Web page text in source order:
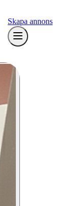
Skapa annons